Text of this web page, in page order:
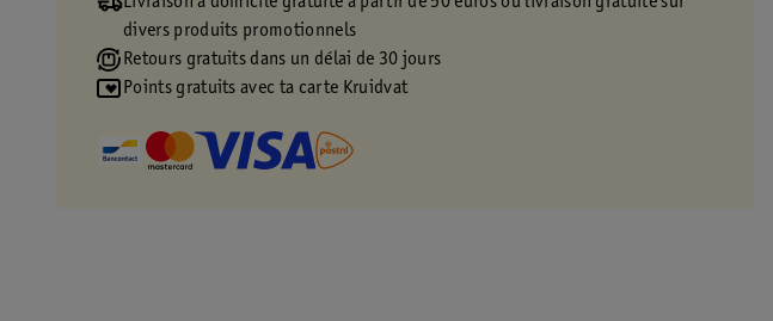
divers produits promotionnels
Retours gratuits dans un délai de 30 jours
Points gratuits avec ta carte Kruidvat